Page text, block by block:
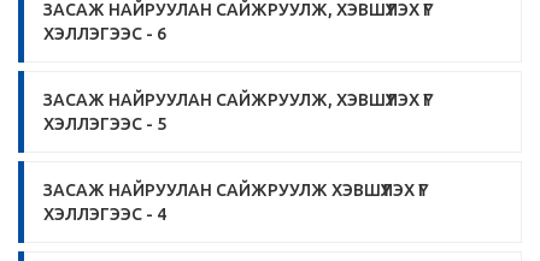
ЗАСАЖ НАЙРУУЛАН САЙЖРУУЛЖ, ХЭВШҮҮЛЭХ ҮГ
ХЭЛЛЭГЭЭС - 6
ЗАСАЖ НАЙРУУЛАН САЙЖРУУЛЖ, ХЭВШҮҮЛЭХ ҮГ
ХЭЛЛЭГЭЭС - 5
ЗАСАЖ НАЙРУУЛАН САЙЖРУУЛЖ ХЭВШҮҮЛЭХ ҮГ
ХЭЛЛЭГЭЭС - 4